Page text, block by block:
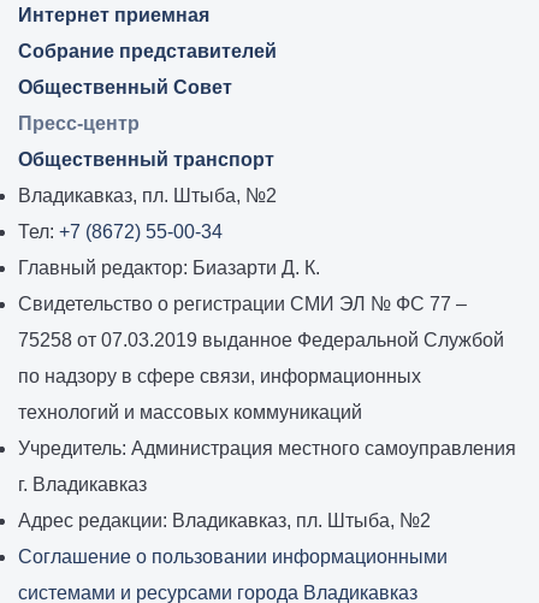
Интернет приемная
Собрание представителей
Общественный Совет
Пресс-центр
Общественный транспорт
Владикавказ, пл. Штыба, №2
Тел: +7 (8672) 55-00-34
Главный редактор: Биазарти Д. К.
Свидетельство о регистрации СМИ ЭЛ № ФС 77 –
75258 от 07.03.2019 выданное Федеральной Службой
по надзору в сфере связи, информационных
технологий и массовых коммуникаций
Учредитель: Администрация местного самоуправления
г. Владикавказ
Адрес редакции: Владикавказ, пл. Штыба, №2
Соглашение о пользовании информационными
системами и ресурсами города Владикавказ